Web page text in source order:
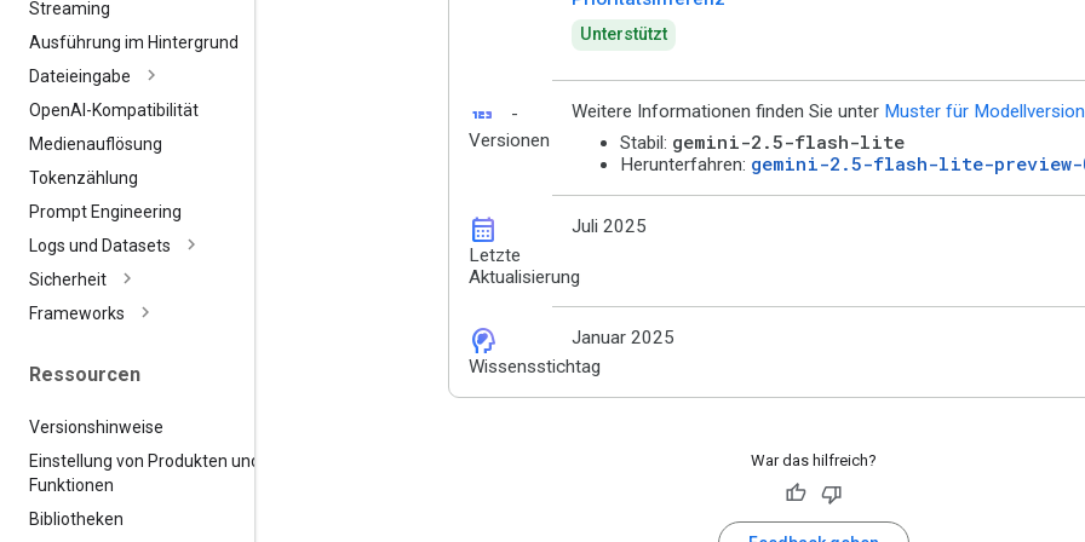
Streaming
Ausführung im Hintergrund
Dateieingabe
OpenAI-Kompatibilität
Medienauflösung
Tokenzählung
Prompt Engineering
Logs und Datasets
Sicherheit
Frameworks
Ressourcen
Versionshinweise
Einstellung von Produkten und
Funktionen
Bibliotheken
Unterstützt
123
-
Versionen
Weitere Informationen finden Sie unter Muster für
Stabil: gemini-2.5-flash-lite
Herunterfahren: gemini-2.5-flash-lite-preview-
calendar_month
Letzte
Aktualisierung
Juli 2025
cognition_2
Wissensstichtag
Januar 2025
War das hilfreich?